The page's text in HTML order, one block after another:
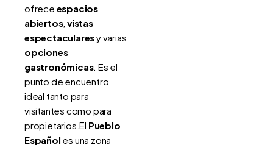
ofrece espacios
abiertos,vistas
espectacularesy varias
opciones
gastronómicas. Es el
punto de encuentro
ideal tanto para
visitantes como para
propietarios.El Pueblo
Español es una zona